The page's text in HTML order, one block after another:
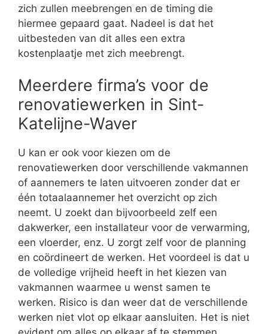
zich zullen meebrengen en de timing die
hiermee gepaard gaat. Nadeel is dat het
uitbesteden van dit alles een extra
kostenplaatje met zich meebrengt.
Meerdere firma’s voor de
renovatiewerken in Sint-
Katelijne-Waver
U kan er ook voor kiezen om de
renovatiewerken door verschillende vakmannen
of aannemers te laten uitvoeren zonder dat er
één totaalaannemer het overzicht op zich
neemt. U zoekt dan bijvoorbeeld zelf een
dakwerker, een installateur voor de verwarming,
een vloerder, enz. U zorgt zelf voor de planning
en coördineert de werken. Het voordeel is dat u
de volledige vrijheid heeft in het kiezen van
vakmannen waarmee u wenst samen te
werken. Risico is dan weer dat de verschillende
werken niet vlot op elkaar aansluiten. Het is niet